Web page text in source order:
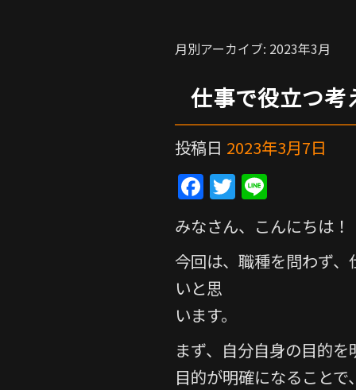
月別アーカイブ: 2023年3月
仕事で役立つ考
投稿日 2023年3月7日
F
a
c
e
b
o
o
k
T
itt
er
n
e
みなさん、こんにちは！
今回は、職種を問わず
いと思
います。
まず、自分自身の目的
目的が明確になること